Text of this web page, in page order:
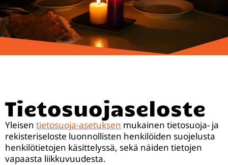
Tietosuojaseloste
Yleisen tietosuoja-asetuksen mukainen tietosuoja- ja
rekisteriseloste luonnollisten henkilöiden suojelusta
henkilötietojen käsittelyssä, sekä näiden tietojen
vapaasta liikkuvuudesta.